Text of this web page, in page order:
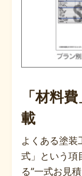
「材料
載
よくある塗装
式」という項
る”一式お見